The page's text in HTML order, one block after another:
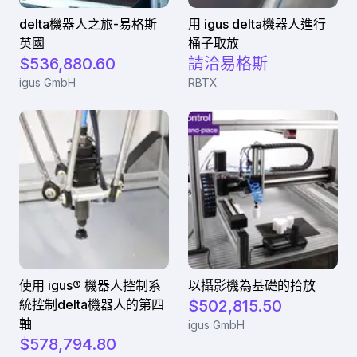
delta機器人之旅-易格斯
英國
$536,880.60
igus GmbH
用 igus delta機器人進行
桶子取放
請洽易格斯
RBTX
使用 igus® 機器人控制系
統控制delta機器人的第四
軸
$578,794.80
以攝影機為基礎的拾放
$502,815.50
igus GmbH